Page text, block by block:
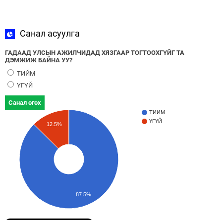
Санал асуулга
ГАДААД УЛСЫН АЖИЛЧИДАД ХЯЗГААР ТОГТООХГҮЙГ ТА
ДЭМЖИЖ БАЙНА УУ?
ТИЙМ
ҮГҮЙ
Санал өгөх
ТИЙМ
ҮГҮЙ
12.5%
87.5%